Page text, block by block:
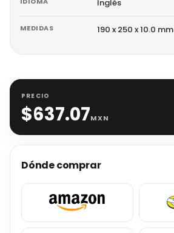
Inglés
MEDIDAS 190 x 250 x 10.0 mm
PRECIO
$637.07MXN
Dónde comprar